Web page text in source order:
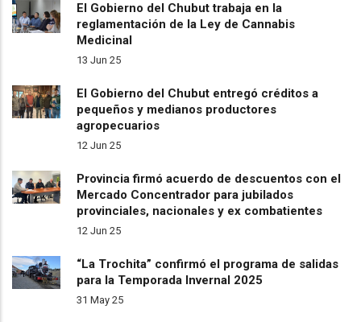
El Gobierno del Chubut trabaja en la
reglamentación de la Ley de Cannabis
Medicinal
13 Jun 25
El Gobierno del Chubut entregó créditos a
pequeños y medianos productores
agropecuarios
12 Jun 25
Provincia firmó acuerdo de descuentos con el
Mercado Concentrador para jubilados
provinciales, nacionales y ex combatientes
12 Jun 25
“La Trochita” confirmó el programa de salidas
para la Temporada Invernal 2025
31 May 25